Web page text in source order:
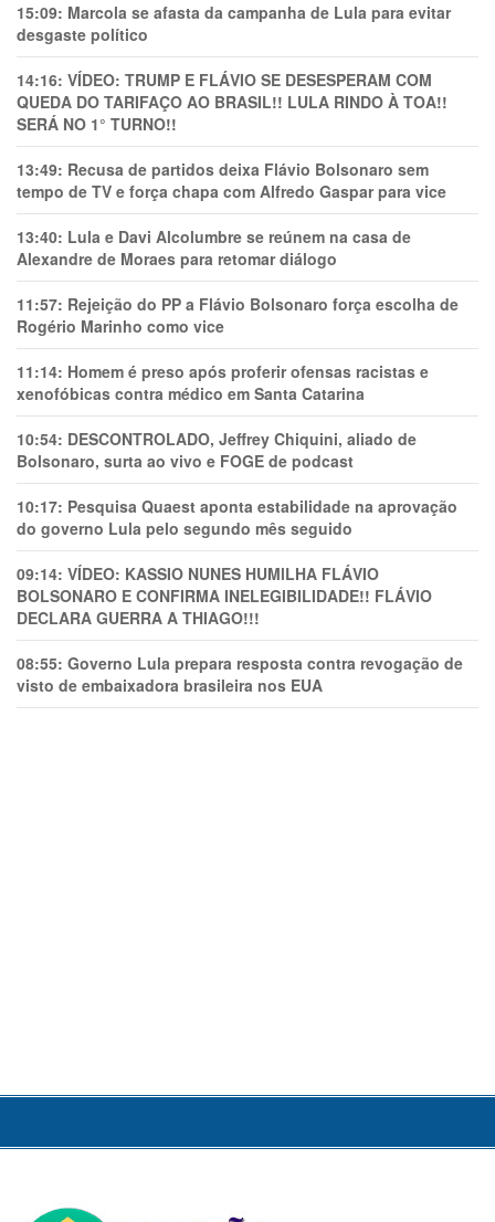
15:09: Marcola se afasta da campanha de Lula para evitar
desgaste político
14:16: VÍDEO: TRUMP E FLÁVIO SE DESESPERAM COM
QUEDA DO TARIFAÇO AO BRASIL!! LULA RINDO À TOA!!
SERÁ NO 1° TURNO!!
13:49: Recusa de partidos deixa Flávio Bolsonaro sem
tempo de TV e força chapa com Alfredo Gaspar para vice
13:40: Lula e Davi Alcolumbre se reúnem na casa de
Alexandre de Moraes para retomar diálogo
11:57: Rejeição do PP a Flávio Bolsonaro força escolha de
Rogério Marinho como vice
11:14: Homem é preso após proferir ofensas racistas e
xenofóbicas contra médico em Santa Catarina
10:54: DESCONTROLADO, Jeffrey Chiquini, aliado de
Bolsonaro, surta ao vivo e FOGE de podcast
10:17: Pesquisa Quaest aponta estabilidade na aprovação
do governo Lula pelo segundo mês seguido
09:14: VÍDEO: KASSIO NUNES HUMlLHA FLÁVIO
BOLSONARO E CONFIRMA INELEGIBILIDADE!! FLÁVIO
DECLARA GUERRA A THIAGO!!!
08:55: Governo Lula prepara resposta contra revogação de
visto de embaixadora brasileira nos EUA